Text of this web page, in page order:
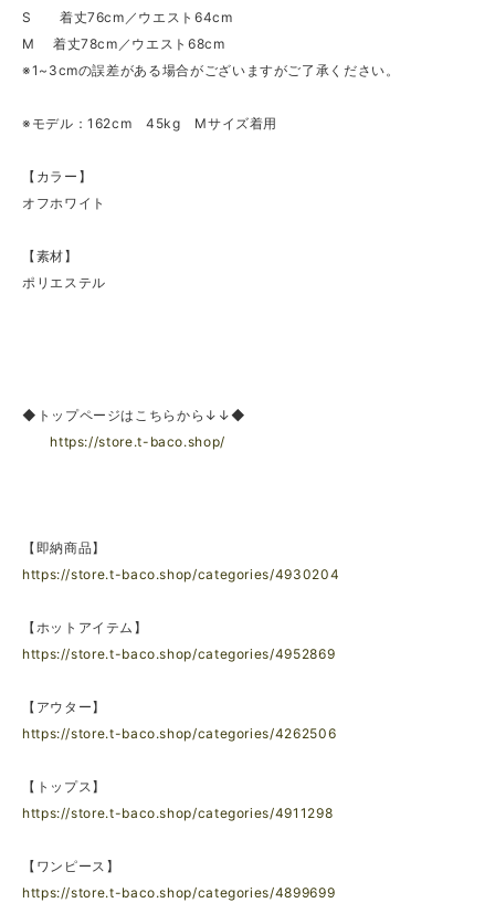
S 着丈76cm／ウエスト64cm
M 着丈78cm／ウエスト68cm
※1~3cmの誤差がある場合がございますがご了承ください。
※モデル：162cm 45kg Mサイズ着用
【カラー】
オフホワイト
【素材】
ポリエステル
◆トップページはこちらから↓↓◆
https://store.t-baco.shop/
【即納商品】
https://store.t-baco.shop/categories/4930204
【ホットアイテム】
https://store.t-baco.shop/categories/4952869
【アウター】
https://store.t-baco.shop/categories/4262506
【トップス】
https://store.t-baco.shop/categories/4911298
【ワンピース】
https://store.t-baco.shop/categories/4899699